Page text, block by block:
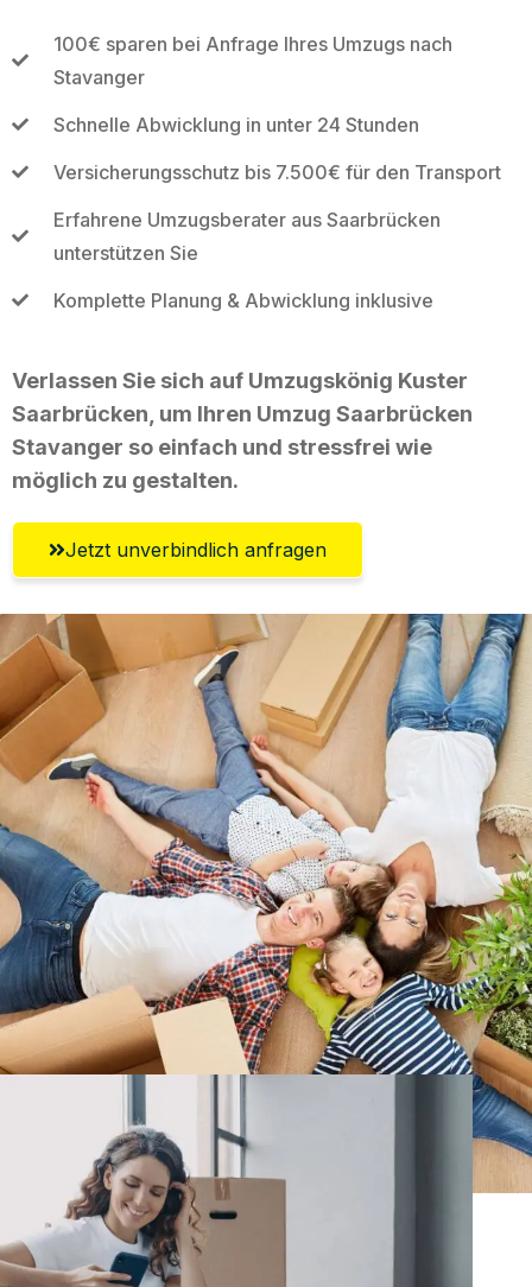
100€ sparen bei Anfrage Ihres Umzugs nach
Stavanger
Schnelle Abwicklung in unter 24 Stunden
Versicherungsschutz bis 7.500€ für den Transport
Erfahrene Umzugsberater aus Saarbrücken
unterstützen Sie
Komplette Planung & Abwicklung inklusive
Verlassen Sie sich auf Umzugskönig Kuster
Saarbrücken, um Ihren Umzug Saarbrücken
Stavanger so einfach und stressfrei wie
möglich zu gestalten.
Jetzt unverbindlich anfragen